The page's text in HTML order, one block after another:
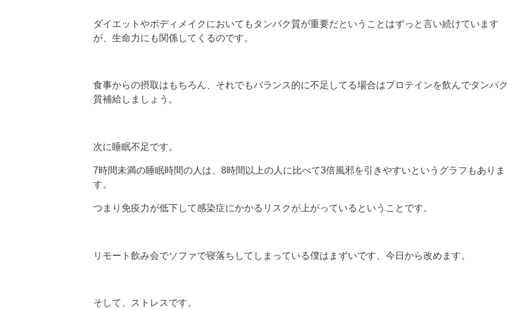
ダイエットやボディメイクにおいてもタンパク質が重要だということはずっと言い続けています
が、生命力にも関係してくるのです。
食事からの摂取はもちろん、それでもバランス的に不足してる場合はプロテインを飲んでタンパク
質補給しましょう。
次に睡眠不足です。
7時間未満の睡眠時間の人は、8時間以上の人に比べて3倍風邪を引きやすいというグラフもありま
す。
つまり免疫力が低下して感染症にかかるリスクが上がっているということです。
リモート飲み会でソファで寝落ちしてしまっている僕はまずいです、今日から改めます。
そして、ストレスです。